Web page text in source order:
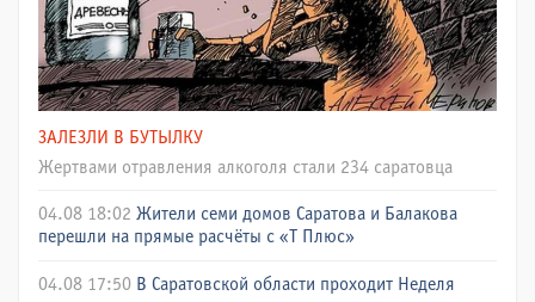
ЗАЛЕЗЛИ В БУТЫЛКУ
Жертвами отравления алкоголя стали 234 саратовца
04.08 18:02 Жители семи домов Саратова и Балакова
перешли на прямые расчёты с «Т Плюс»
04.08 17:50 В Саратовской области проходит Неделя